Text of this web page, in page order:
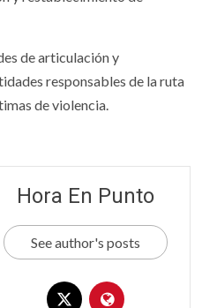
de articulación y
responsables de la ruta
de violencia.
Hora En Punto
See author's posts